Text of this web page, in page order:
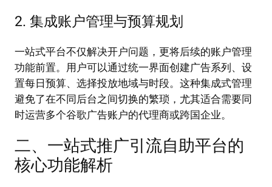
2. 集成账户管理与预算规划
一站式平台不仅解决开户问题，更将后续的账户管理
功能前置。用户可以通过统一界面创建广告系列、设
置每日预算、选择投放地域与时段。这种集成式管理
避免了在不同后台之间切换的繁琐，尤其适合需要同
时运营多个谷歌广告账户的代理商或跨国企业。
二、一站式推广引流自助平台的
核心功能解析